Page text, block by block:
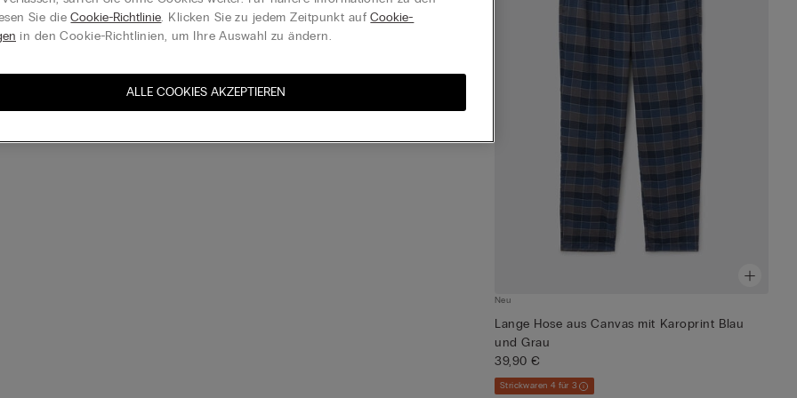
Neu
Lange Hose aus Canvas mit Karoprint Blau
und Grau
39,90 €
Strickwaren 4 für 3
Sie dieCookie-Richtlinie. Klicken Sie zu jedem Zeitpunkt aufCookie-
in den Cookie-Richtlinien, um Ihre Auswahl zu ändern.
ALLE COOKIES AKZEPTIEREN